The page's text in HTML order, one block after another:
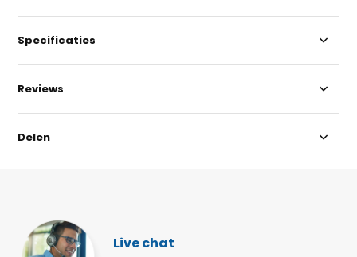
Specificaties
Reviews
Delen
Live chat